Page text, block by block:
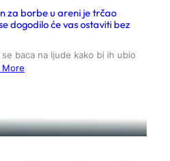
za borbe u areni je trčao
dogodilo će vas ostaviti bez
baca na ljude kako bi ih ubio
More